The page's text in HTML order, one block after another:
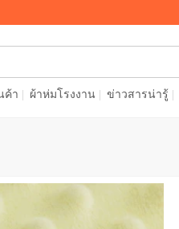
ค้า ผ้าห่มโรงงาน ข่าวสารน่ารู้